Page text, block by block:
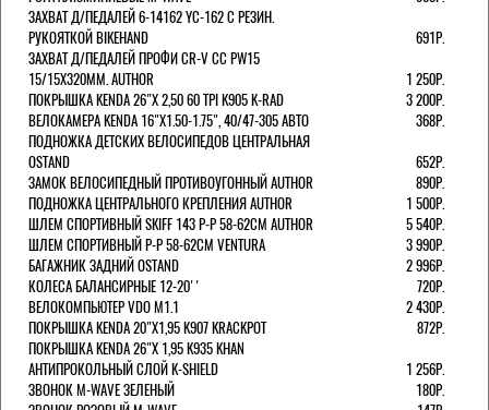
ЗАХВАТ Д/ПЕДАЛЕЙ 6-14162 YC-162 С РЕЗИН.
РУКОЯТКОЙ BIKEHAND
691Р.
ЗАХВАТ Д/ПЕДАЛЕЙ ПРОФИ CR-V CC PW15
15/15X320ММ. AUTHOR
1 250Р.
ПОКРЫШКА KENDA 26"Х 2,50 60 TPI K905 K-RAD
3 200Р.
ВЕЛОКАМЕРА KENDA 16"Х1.50-1.75", 40/47-305 АВТО
368Р.
ПОДНОЖКА ДЕТСКИХ ВЕЛОСИПЕДОВ ЦЕНТРАЛЬНАЯ
OSTAND
652Р.
ЗАМОК ВЕЛОСИПЕДНЫЙ ПРОТИВОУГОННЫЙ AUTHOR
890Р.
ПОДНОЖКА ЦЕНТРАЛЬНОГО КРЕПЛЕНИЯ AUTHOR
1 500Р.
ШЛЕМ СПОРТИВНЫЙ SKIFF 143 Р-Р 58-62СМ AUTHOR
5 540Р.
ШЛЕМ СПОРТИВНЫЙ Р-Р 58-62СМ VENTURA
3 990Р.
БАГАЖНИК ЗАДНИЙ OSTAND
2 996Р.
КОЛЕСА БАЛАНСИРНЫЕ 12-20''
720Р.
ВЕЛОКОМПЬЮТЕР VDO M1.1
2 430Р.
ПОКРЫШКА KENDA 20"Х1,95 K907 KRACKPOT
872Р.
ПОКРЫШКА KENDA 26"Х 1,95 K935 KHAN
АНТИПРОКОЛЬНЫЙ СЛОЙ K-SHIELD
1 256Р.
ЗВОНОК M-WAVE ЗЕЛЕНЫЙ
180Р.